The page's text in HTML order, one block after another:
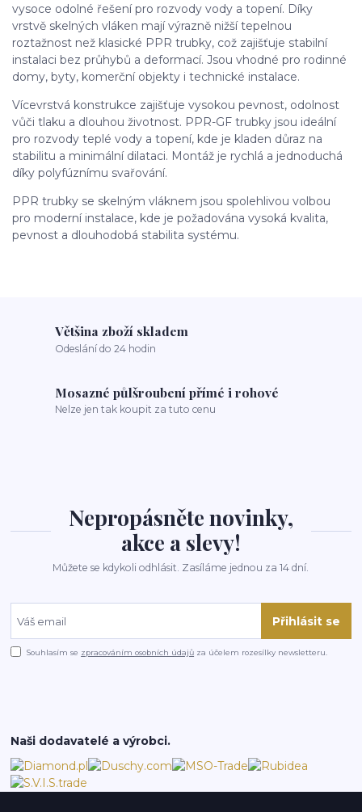
vysoce odolné řešení pro rozvody vody a topení. Díky
vrstvě skelných vláken mají výrazně nižší tepelnou
roztažnost než klasické PPR trubky, což zajišťuje stabilní
instalaci bez průhybů a deformací. Jsou vhodné pro rodinné
domy, byty, komerční objekty i technické instalace.
Vícevrstvá konstrukce zajišťuje vysokou pevnost, odolnost
vůči tlaku a dlouhou životnost. PPR-GF trubky jsou ideální
pro rozvody teplé vody a topení, kde je kladen důraz na
stabilitu a minimální dilataci. Montáž je rychlá a jednoduchá
díky polyfúznímu svařování.
PPR trubky se skelným vláknem jsou spolehlivou volbou
pro moderní instalace, kde je požadována vysoká kvalita,
pevnost a dlouhodobá stabilita systému.
Většina zboží skladem
Odeslání do 24 hodin
Mosazné půlšroubení přímé i rohové
Nelze jen tak koupit za tuto cenu
Nepropásněte novinky,
akce a slevy!
Můžete se kdykoli odhlásit. Zasíláme jednou za 14 dní.
Přihlásit se
Souhlasím se zpracováním osobních údajů za účelem rozesílky newsletteru.
Naši dodavatelé a výrobci.